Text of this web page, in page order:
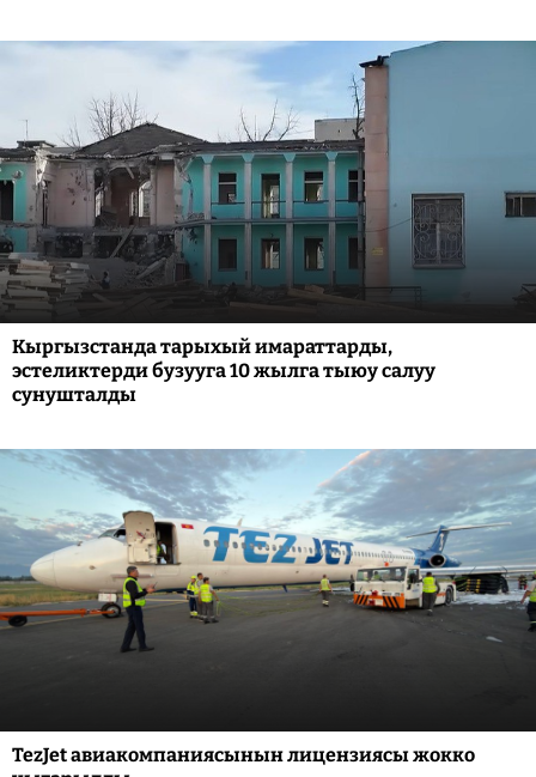
Кыргызстанда тарыхый имараттарды,
эстеликтерди бузууга 10 жылга тыюу салуу
сунушталды
TezJet авиакомпаниясынын лицензиясы жокко